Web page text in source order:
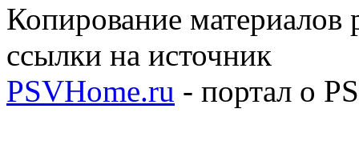
Копирование материалов
ссылки на источник
PSVHome.ru - портал о